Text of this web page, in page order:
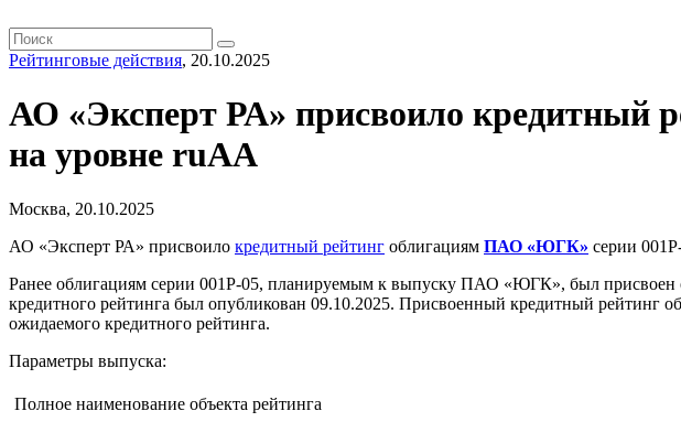
Рейтинговые действия, 20.10.2025
АО «Эксперт РА» присвоило кредитный
на уровне ruAA
Москва, 20.10.2025
АО «Эксперт РА» присвоило кредитный рейтинг облигациям ПАО «ЮГК» серии
Ранее облигациям серии 001Р-05, планируемым к выпуску ПАО «ЮГК», был
кредитного рейтинга был опубликован 09.10.2025. Присвоенный кредитный
ожидаемого кредитного рейтинга.
Параметры выпуска:
Полное наименование объекта рейтинга